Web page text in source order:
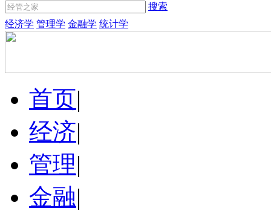
搜索
经济学 管理学 金融学 统计学
首页|
经济|
管理|
金融|